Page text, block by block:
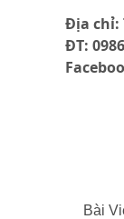
Địa chỉ:
ĐT:
Bài